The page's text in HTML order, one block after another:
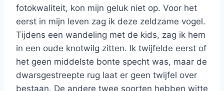
fotokwaliteit, kon mijn geluk niet op. Voor het
eerst in mijn leven zag ik deze zeldzame vogel.
Tijdens een wandeling met de kids, zag ik hem
in een oude knotwilg zitten. Ik twijfelde eerst of
het geen middelste bonte specht was, maar de
dwarsgestreepte rug laat er geen twijfel over
bestaan. De andere twee soorten hebben witte